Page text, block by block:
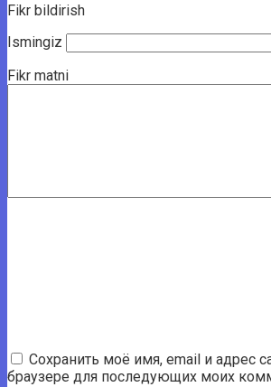
Fikr bildirish
Ismingiz
Fikr matni
Сохранить моё имя, email и адрес
браузере для последующих моих